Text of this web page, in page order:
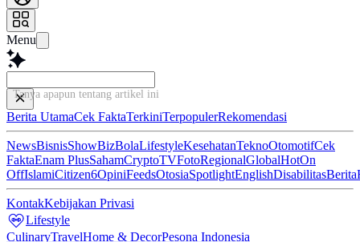
Menu
Tanya apapun tentang artikel ini...
Berita UtamaCek FaktaTerkiniTerpopulerRekomendasi
NewsBisnisShowBizBolaLifestyleKesehatanTeknoOtomotifCek
FaktaEnam PlusSahamCryptoTVFotoRegionalGlobalHotOn
OffIslamiCitizen6OpiniFeedsOtosiaSpotlightEnglishDisabilitasBerita
KontakKebijakan Privasi
Lifestyle
CulinaryTravelHome & DecorPesona Indonesia